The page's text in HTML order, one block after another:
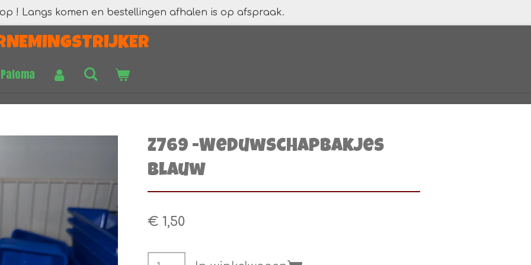
! Langs komen en bestellingen afhalen is op afspraak.
Z769 -Weduwschapbakjes
blauw
€ 1,50